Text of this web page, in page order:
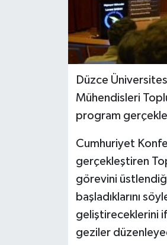
Düzce
Mühendisleri
program
Cumhuriyet
gerçekleştiren
görevini
başladıklarını
geliştireceklerini
geziler